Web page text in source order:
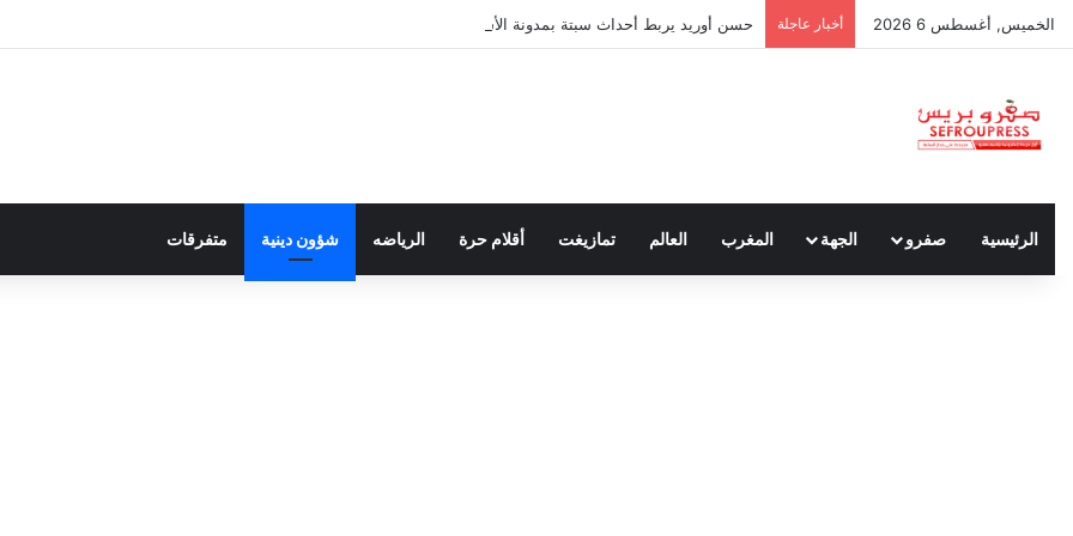
الخميس, أغسطس 6 2026 أخبار عاجلة حسن أوريد يربط أحداث سبتة بمدونة الأسرة في قراءة للتحولات الاجتماعية
الرئيسية صفرو الجهة المغرب العالم تمازيغت أقلام حرة الرياضه شؤون دينية متفرقات